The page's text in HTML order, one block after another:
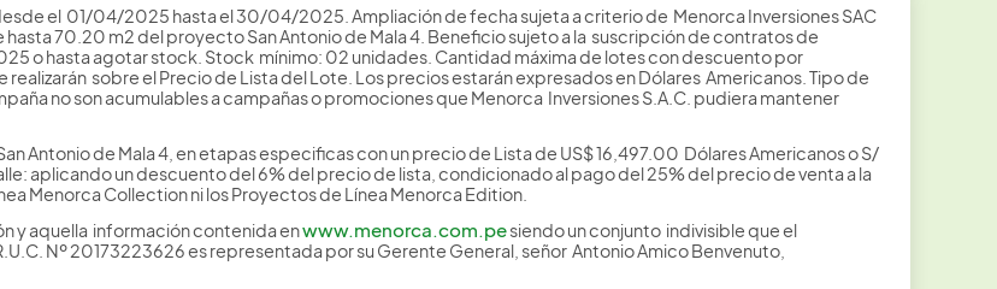
el 01/04/2025 hasta el 30/04/2025. Ampliación de fecha sujeta a criterio de Menorca Inversiones SAC
hasta 70.20 m2 del proyecto San Antonio de Mala 4. Beneficio sujeto a la suscripción de contratos de
o hasta agotar stock. Stock mínimo: 02 unidades. Cantidad máxima de lotes con descuento por
sobre el Precio de Lista del Lote. Los precios estarán expresados en Dólares Americanos. Tipo de
no son acumulables a campañas o promociones que Menorca Inversiones S.A.C. pudiera mantener
Antonio de Mala 4, en etapas especificas con un precio de Lista de US$ 16,497.00 Dólares Americanos o S/
aplicando un descuento del 6% del precio de lista, condicionado al pago del 25% del precio de venta a la
Menorca Collection ni los Proyectos de Línea Menorca Edition.
y aquella información contenida enwww.menorca.com.pesiendo un conjunto indivisible que el
Nº 20173223626 es representada por su Gerente General, señor Antonio Amico Benvenuto,